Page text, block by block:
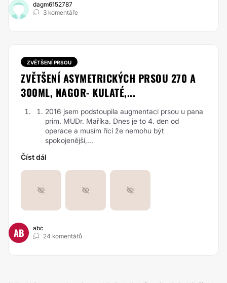
dagm6152787
3 komentáře
ZVĚTŠENÍ PRSOU
ZVĚTŠENÍ ASYMETRICKÝCH PRSOU 270 A
300ML, NAGOR- KULATÉ,...
2016 jsem podstoupila augmentaci prsou u pana
prim. MUDr. Maříka. Dnes je to 4. den od
operace a musím říci že nemohu být
spokojenější,...
Číst dál
AB
abc
24 komentářů